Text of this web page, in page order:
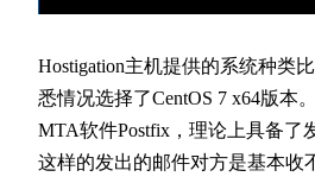
Hostigation主机提供的系统种类
悉情况选择了CentOS 7 x64版本
MTA软件Postfix，理论上具备了
这样的发出的邮件对方是基本收